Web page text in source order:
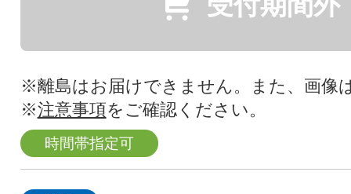
※離島はお届けできません。また、画像
※注意事項をご確認ください。
時間帯指定可